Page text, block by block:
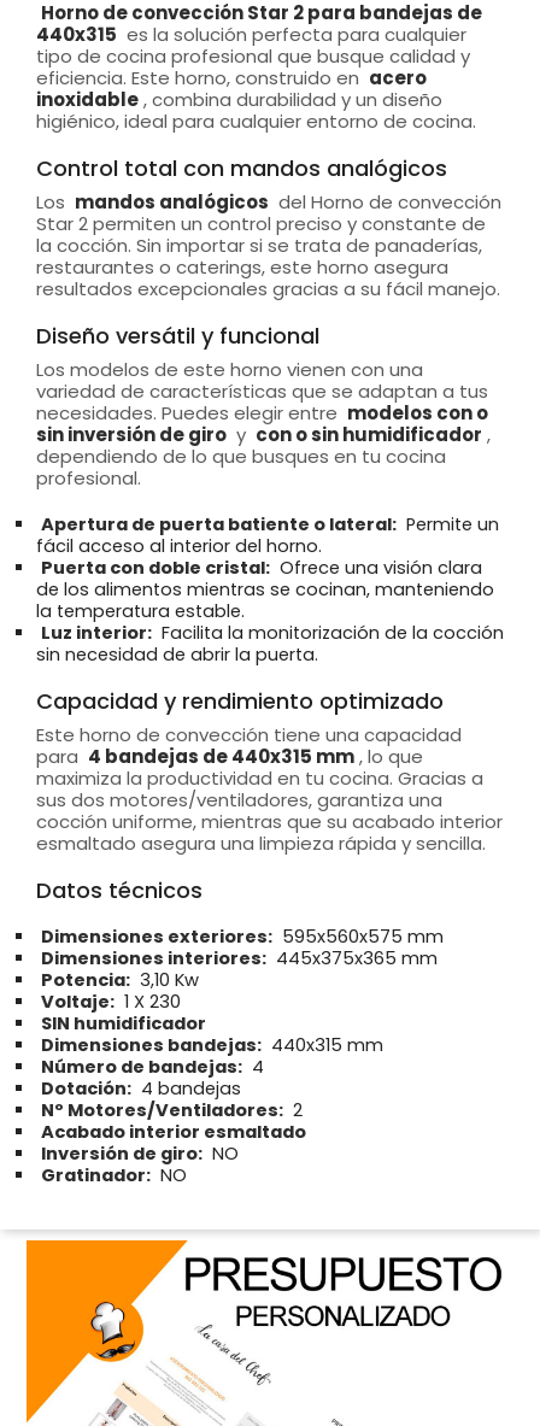
Horno de convección Star 2 para bandejas de
440x315 es la solución perfecta para cualquier
tipo de cocina profesional que busque calidad y
eficiencia. Este horno, construido en acero
inoxidable, combina durabilidad y un diseño
higiénico, ideal para cualquier entorno de cocina.
Control total con mandos analógicos
Los mandos analógicos del Horno de convección
Star 2 permiten un control preciso y constante de
la cocción. Sin importar si se trata de panaderías,
restaurantes o caterings, este horno asegura
resultados excepcionales gracias a su fácil manejo.
Diseño versátil y funcional
Los modelos de este horno vienen con una
variedad de características que se adaptan a tus
necesidades. Puedes elegir entre modelos con o
sin inversión de giro y con o sin humidificador ,
dependiendo de lo que busques en tu cocina
profesional.
Apertura de puerta batiente o lateral: Permite un
fácil acceso al interior del horno.
Puerta con doble cristal: Ofrece una visión clara
de los alimentos mientras se cocinan, manteniendo
la temperatura estable.
Luz interior: Facilita la monitorización de la cocción
sin necesidad de abrir la puerta.
Capacidad y rendimiento optimizado
Este horno de convección tiene una capacidad
para 4 bandejas de 440x315 mm, lo que
maximiza la productividad en tu cocina. Gracias a
sus dos motores/ventiladores, garantiza una
cocción uniforme, mientras que su acabado interior
esmaltado asegura una limpieza rápida y sencilla.
Datos técnicos
Dimensiones exteriores: 595x560x575 mm
Dimensiones interiores: 445x375x365 mm
Potencia: 3,10 Kw
Voltaje: 1 X 230
SIN humidificador
Dimensiones bandejas: 440x315 mm
Número de bandejas: 4
Dotación: 4 bandejas
Nº Motores/Ventiladores: 2
Acabado interior esmaltado
Inversión de giro: NO
Gratinador: NO